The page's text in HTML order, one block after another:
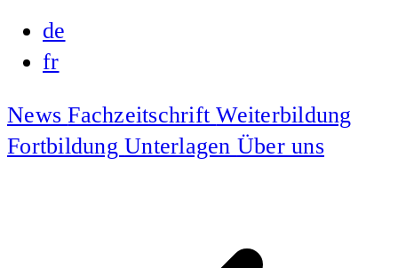
de
fr
NewsFachzeitschriftWeiterbildung
FortbildungUnterlagen Über uns